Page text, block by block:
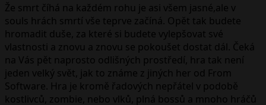
Že smrt číhá na každém rohu je asi všem jasné,ale v
souls hrách smrtí vše teprve začíná. Opět tak budete
hromadit duše, za které si budete vylepšovat své
vlastnosti a znovu a znovu se pokoušet dostat dál. Čeká
na Vás pět naprosto odlišných prostředí, hra tak není
jeden velký svět, jak to známe z jiných her od From
Software. Hra je kromě řadových nepřátel v podobě
kostlivců, zombie, nebo vlků, plná bossů a mnoho hráčů